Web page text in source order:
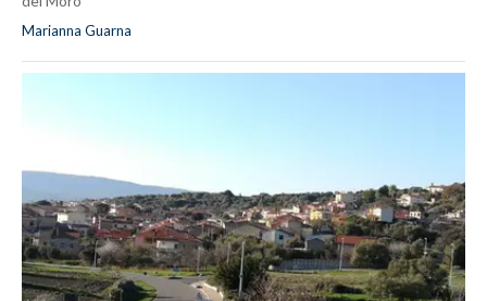
Marianna Guarna